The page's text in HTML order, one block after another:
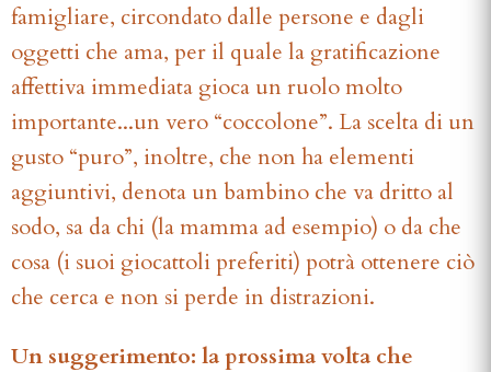
famigliare, circondato dalle persone e dagli
oggetti che ama, per il quale la gratificazione
affettiva immediata gioca un ruolo molto
importante...un vero “coccolone”. La scelta di un
gusto “puro”, inoltre, che non ha elementi
aggiuntivi, denota un bambino che va dritto al
sodo, sa da chi (la mamma ad esempio) o da che
cosa (i suoi giocattoli preferiti) potrà ottenere ciò
che cerca e non si perde in distrazioni.
Un suggerimento: la prossima volta che